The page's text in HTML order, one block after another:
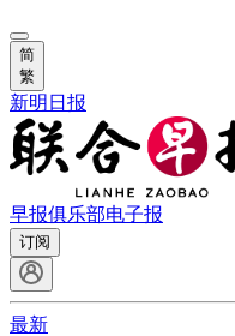
简
繁
新明日报
早报俱乐部电子报
订阅
最新